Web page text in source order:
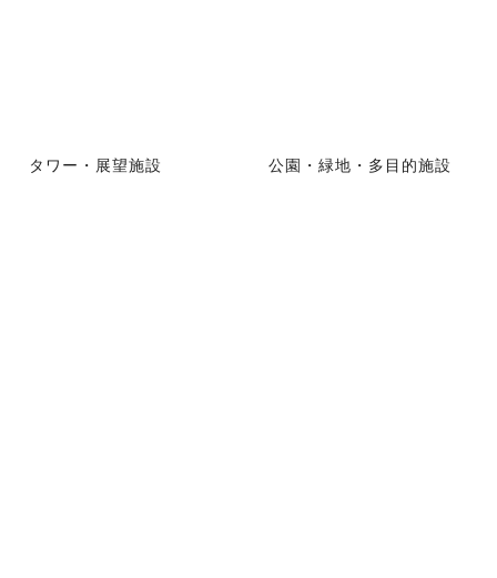
タワー・展望施設 公園・緑地・多目的施設